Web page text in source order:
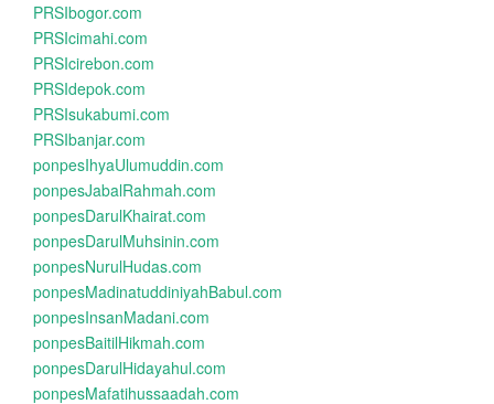
PRSIbogor.com
PRSIcimahi.com
PRSIcirebon.com
PRSIdepok.com
PRSIsukabumi.com
PRSIbanjar.com
ponpesIhyaUlumuddin.com
ponpesJabalRahmah.com
ponpesDarulKhairat.com
ponpesDarulMuhsinin.com
ponpesNurulHudas.com
ponpesMadinatuddiniyahBabul.com
ponpesInsanMadani.com
ponpesBaitilHikmah.com
ponpesDarulHidayahul.com
ponpesMafatihussaadah.com